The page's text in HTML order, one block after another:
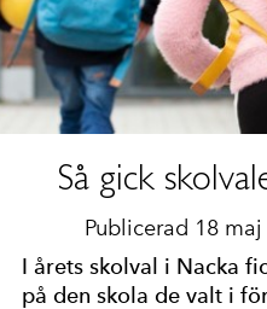
Så gick
Publicerad 18
I årets skolval i Nacka
på den skola de valt i